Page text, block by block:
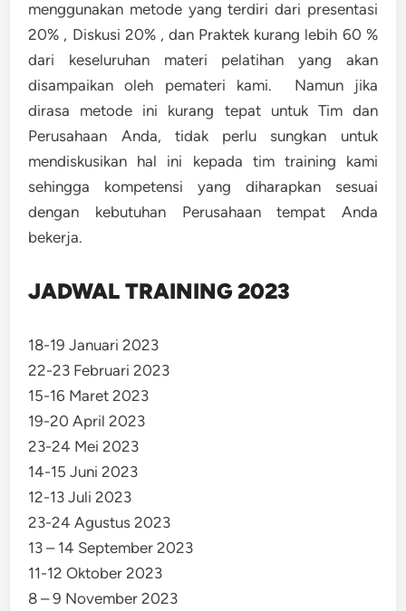
menggunakan metode yang terdiri dari presentasi
20% , Diskusi 20% , dan Praktek kurang lebih 60 %
dari keseluruhan materi pelatihan yang akan
disampaikan oleh pemateri kami. Namun jika
dirasa metode ini kurang tepat untuk Tim dan
Perusahaan Anda, tidak perlu sungkan untuk
mendiskusikan hal ini kepada tim training kami
sehingga kompetensi yang diharapkan sesuai
dengan kebutuhan Perusahaan tempat Anda
bekerja.
JADWAL TRAINING 2023
18-19 Januari 2023
22-23 Februari 2023
15-16 Maret 2023
19-20 April 2023
23-24 Mei 2023
14-15 Juni 2023
12-13 Juli 2023
23-24 Agustus 2023
13 – 14 September 2023
11-12 Oktober 2023
8 – 9 November 2023